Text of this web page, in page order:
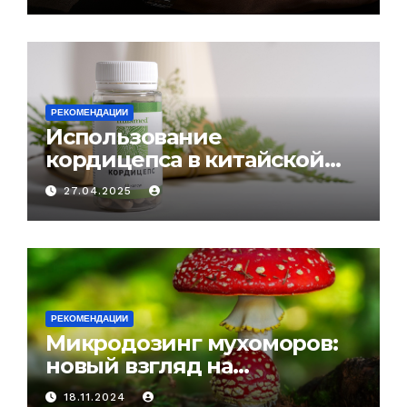
РЕКОМЕНДАЦИИ
Использование
кордицепса в китайской
медицине: природное
средство против усталости
и истощения
27.04.2025
РЕКОМЕНДАЦИИ
Микродозинг мухоморов:
новый взгляд на
психоделику
18.11.2024